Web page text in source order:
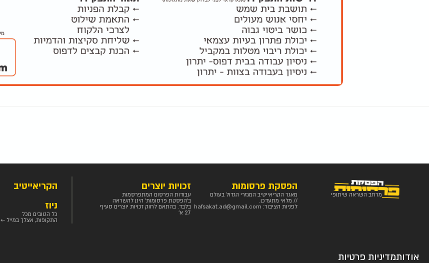
מרחב השראה שיתופי
הפסקת פרסומות
מאגר הקריאייטיב המגזרי הגדול בעולם
// מלאי מתעדכן.
לפניות הציבור: hafsakat.ad@gmail.com
זכויות יוצרים
עבודות הפרסום המתפרסמות
ב'הפסקת פרסומות' הינן להשראה
בלבד. בהתאם לחוק זכויות יוצרים סעיף
27 א'
הקריאייטיב
ניוז
כל הטובים מכל
התקופות, אצלך במייל ←
אודותמדיניות פרטיות